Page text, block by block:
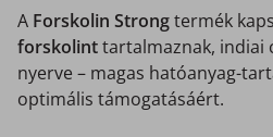
A Forskolin Strongtermék
forskolinttartalmaznak, indiai
nyerve – magas hatóanyag-
optimális támogatásáért.